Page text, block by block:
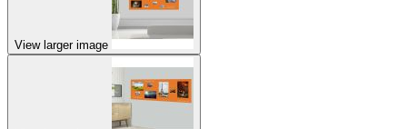
View larger image